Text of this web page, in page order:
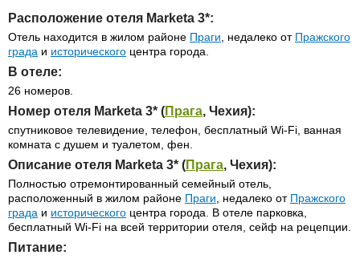
Расположение отеля Marketa 3*:
Отель находится в жилом районе Праги , недалеко от Пражского
града и исторического центра города.
В отеле:
26 номеров.
Номер отеля Marketa 3* (Прага, Чехия):
спутниковое телевидение, телефон, бесплатный Wi-Fi, ванная
комната с душем и туалетом, фен.
Описание отеля Marketa 3* (Прага, Чехия):
Полностью отремонтированный семейный отель,
расположенный в жилом районе Праги , недалеко от Пражского
града и исторического центра города. В отеле парковка,
бесплатный Wi-Fi на всей территории отеля, сейф на рецепции.
Питание: